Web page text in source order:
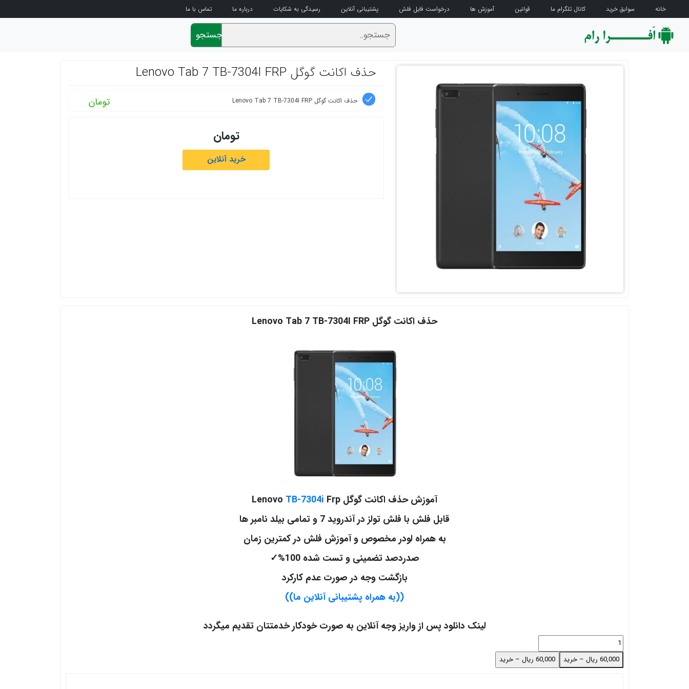
خانه سوابق خرید کانال تلگرام ما قوانین آموزش ها درخواست فایل فلش پشتیبانی آنلاین رسیدگی به شکایات درباره ما تماس با ما
جستجو
حذف اکانت گوگل Lenovo Tab 7 TB-7304I FRP
حذف اکانت گوگل Lenovo Tab 7 TB-7304I FRP تومان
تومان
خرید آنلاین
حذف اکانت گوگل Lenovo Tab 7 TB-7304I FRP
آموزش حذف اکانت گوگل Lenovo TB-7304i Frp
قابل فلش با فلش تولز در آندروید 7 و تمامی بیلد نامبر ها
به همراه لودر مخصوص و آموزش فلش در کمترین زمان
صدردصد تضمینی و تست شده 100%
✓
بازگشت وجه در صورت عدم کارکرد
((به همراه پشتیبانی آنلاین ما))
لینک دانلود پس از واریز وجه آنلاین به صورت خودکار خدمتتان تقدیم میگردد
60,000 ریال – خرید